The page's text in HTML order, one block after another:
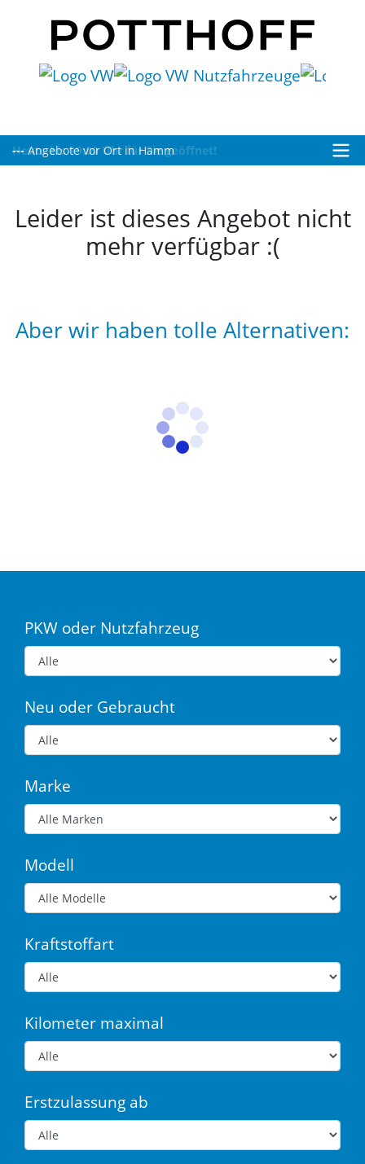
Heute bis 19:00 Uhr für Sie geöffnet!
Leider ist dieses Angebot nicht
mehr verfügbar :(
Aber wir haben tolle Alternativen:
PKW oder Nutzfahrzeug
Neu oder Gebraucht
Marke
Modell
Kraftstoffart
Kilometer maximal
Erstzulassung ab